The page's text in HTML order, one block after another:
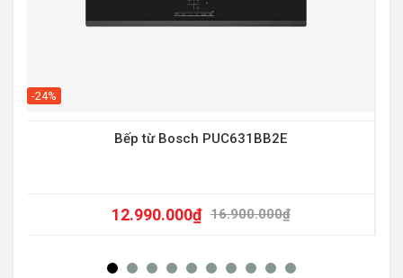
-24%
Bếp từ Bosch PUC631BB2E
16.900.000₫
12.990.000₫